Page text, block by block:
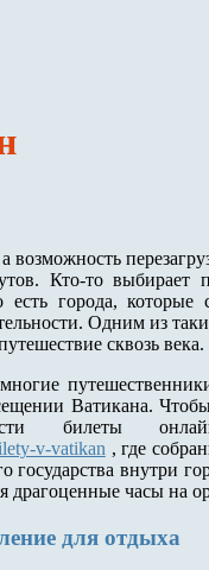
Кто-то выбирает
города, которые
Одним из
сквозь века.
Ватикана.
билеты
v-vatikan , где
государства внутри
часы на
для отдыха